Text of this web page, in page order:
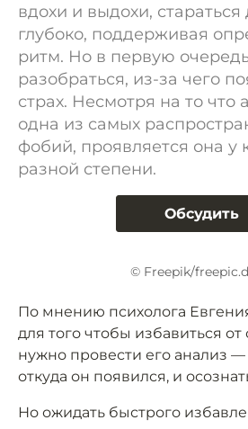
вдохи и выдохи,
глубоко, поддерживая
ритм. Но в первую
разобраться, из-за чего
страх. Несмотря на то
одна из самых
фобий, проявляется она у
разной степени.
Обсудить
© Freepik/
По мнению психолога
для того чтобы избавиться от
нужно провести его анализ
откуда он появился, и
Но ожидать быстрого